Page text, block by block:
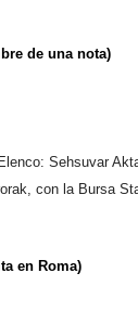
de una nota)
Sehsuvar
con la Bursa
en Roma)